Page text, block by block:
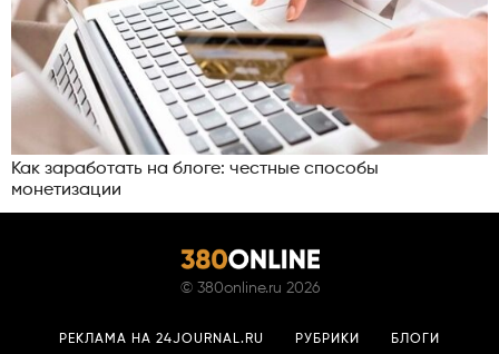
Как заработать на блоге: честные способы
монетизации
© 380online.ru 2026
РЕКЛАМА НА 24JOURNAL.RU РУБРИКИ БЛОГИ